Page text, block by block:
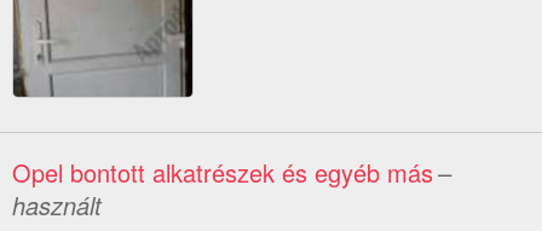
Opel bontott alkatrészek és egyéb más–
használt